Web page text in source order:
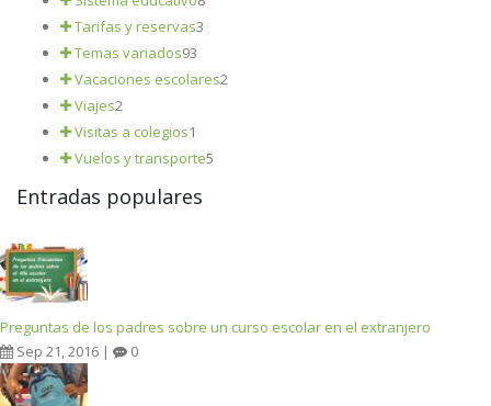
Tarifas y reservas3
Temas variados93
Vacaciones escolares2
Viajes2
Visitas a colegios1
Vuelos y transporte5
Entradas populares
Preguntas de los padres sobre un curso escolar en el extranjero
Sep 21, 2016 |
0